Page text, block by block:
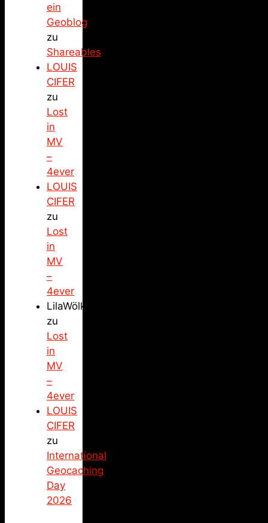
ein
Geoblog
zu
Shareables
LOUIS
CIFER
zu
Lost
in
MV
–
4ever
LOUIS
CIFER
zu
Lost
in
MV
–
4ever
LilaWölkchen
zu
Lost
in
MV
–
4ever
LOUIS
CIFER
zu
International
Geocaching
Day
2026